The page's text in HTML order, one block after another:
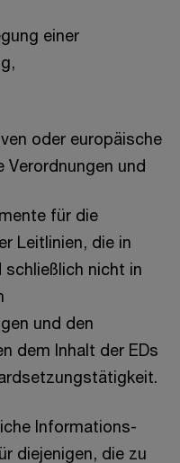
einer
oder europäische
Verordnungen und
für die
Leitlinien, die in
nicht in
und den
dem Inhalt der EDs
Informations-
diejenigen, die zu